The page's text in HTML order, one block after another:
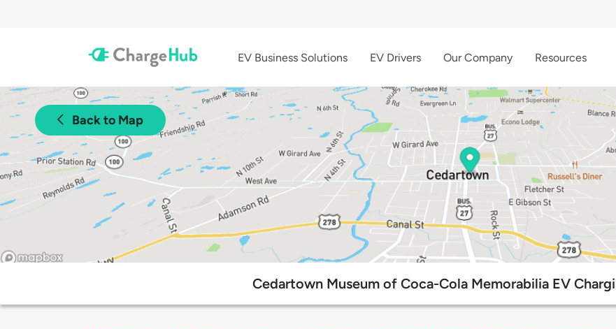
EV Business Solutions EV Drivers Our Company Resources
Back to Map
Cedartown Museum of Coca-Cola Memorabilia EV